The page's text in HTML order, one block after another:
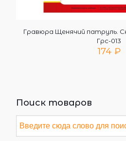
Гравюра Щенячий патруль.
Грс-013
174 ₽
Поиск товаров